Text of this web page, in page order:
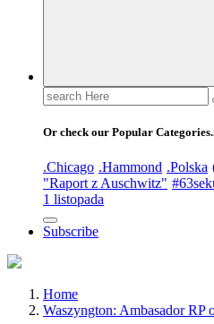
Search
for:
Or check our Popular
.Chicago .Hammond .Polska
"Raport z Auschwitz"
1 listopada
Subscribe
Home
Waszyngton: Ambasador RP